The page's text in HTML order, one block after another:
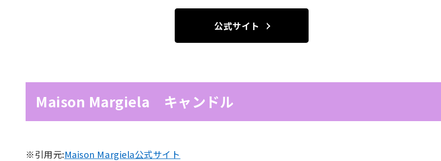
公式サイト
Maison Margiela キャンドル
※引用元:Maison Margiela公式サイト